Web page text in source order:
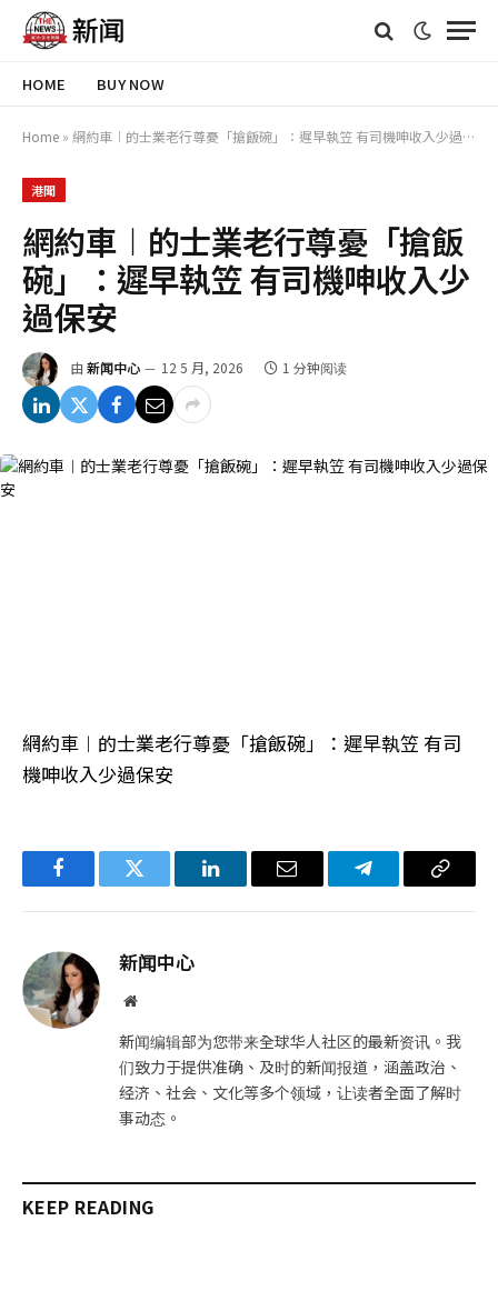
HOME BUY NOW
Home » 網約車︱的士業老行尊憂「搶飯碗」：遲早執笠 有司機呻收入少過保安
港聞
網約車︱的士業老行尊憂「搶飯
碗」：遲早執笠 有司機呻收入少
過保安
由 新闻中心 12 5 月, 2026 1 分钟阅读
網約車︱的士業老行尊憂「搶飯碗」：遲早執笠 有司
機呻收入少過保安
FacebookTwitter LinkedIn电
Telegram复
新闻中心
网
新闻编辑部为您带来全球华人社区的最新资讯。我
们致力于提供准确、及时的新闻报道，涵盖政治、
经济、社会、文化等多个领域，让读者全面了解时
事动态。
KEEP READING